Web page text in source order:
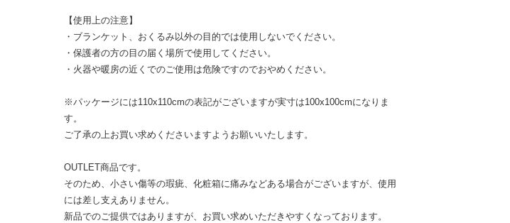
【使用上の注意】
・ブランケット、おくるみ以外の目的では使用しないでください。
・保護者の方の目の届く場所で使用してください。
・火器や暖房の近くでのご使用は危険ですのでおやめください。
※パッケージには110x110cmの表記がございますが実寸は100x100cmになりま
す。
ご了承の上お買い求めくださいますようお願いいたします。
OUTLET商品です。
そのため、小さい傷等の瑕疵、化粧箱に痛みなどある場合がございますが、使用
には差し支えありません。
新品でのご提供ではありますが、お買い求めいただきやすくなっております。